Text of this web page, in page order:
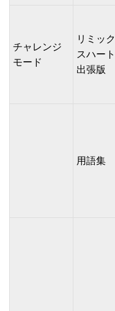
チャレンジ
モード
リミック
スハート
出張版
用語集